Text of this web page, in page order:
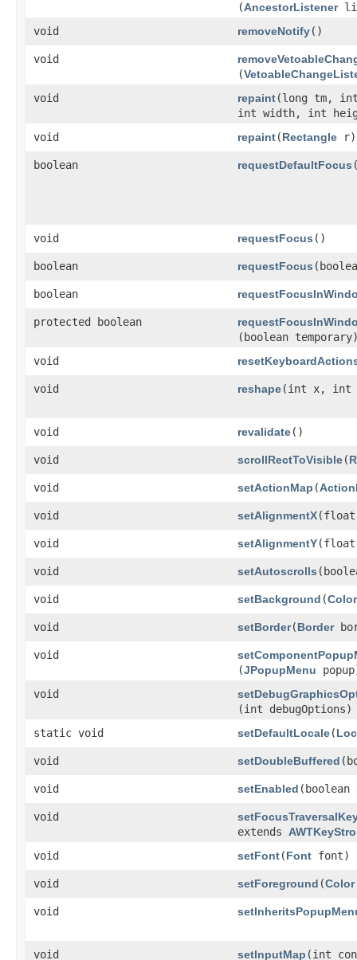
(AncestorListener
void
removeNotify()
void
(
void
repaint​(long tm,
int width, int
void
repaint​(Rectangle r)
boolean requestDefaultFocus
void requestFocus ()
boolean requestFocus
boolean
protected boolean
(boolean
void
void reshape​(int x, int
void revalidate()
void scrollRectToVisible​(
void setActionMap ​(
void setAlignmentX​(float
void setAlignmentY​(float
void setAutoscrolls
void setBackground ​(Color
void setBorder​(Border
void
(JPopupMenu
void
(int debugOptions)
static void
setDefaultLocale​(
void setDoubleBuffered
void setEnabled ​(boolean
void
extends
void
setFont​(Font font)
void setForeground ​(Color
void
void setInputMap ​(int